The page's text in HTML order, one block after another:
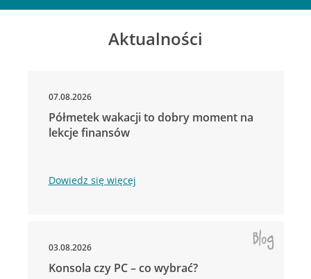
Aktualności
07.08.2026
Półmetek wakacji to dobry moment na
lekcje finansów
Dowiedz się więcej
03.08.2026
Konsola czy PC – co wybrać?